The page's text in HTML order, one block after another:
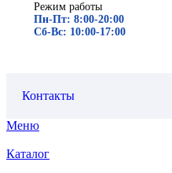
Режим работы
Пн-Пт: 8:00-20:00
Сб-Вс: 10:00-17:00
Контакты
Меню
Каталог